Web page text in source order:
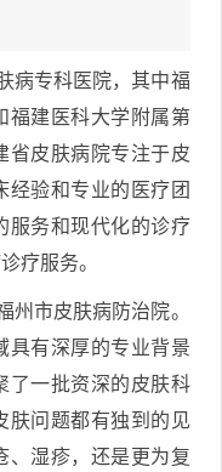
病专科医院，其中福
福建医科大学附属第
省皮肤病院专注于皮
经验和专业的医疗团
服务和现代化的诊疗
疗服务。
州市皮肤病防治院。
具有深厚的专业背景
了一批资深的皮肤科
肤问题都有独到的见
、湿疹，还是更为复